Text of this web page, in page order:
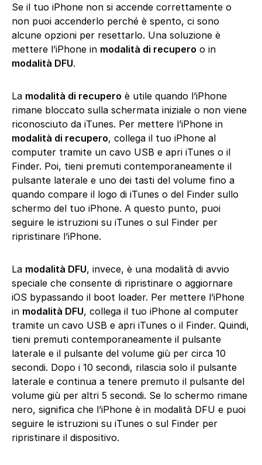
Se il tuo iPhone non si accende correttamente o
non puoi accenderlo perché è spento, ci sono
alcune opzioni per resettarlo. Una soluzione è
mettere l’iPhone in modalità di recupero o in
modalità DFU.
La modalità di recupero è utile quando l’iPhone
rimane bloccato sulla schermata iniziale o non viene
riconosciuto da iTunes. Per mettere l’iPhone in
modalità di recupero, collega il tuo iPhone al
computer tramite un cavo USB e apri iTunes o il
Finder. Poi, tieni premuti contemporaneamente il
pulsante laterale e uno dei tasti del volume fino a
quando compare il logo di iTunes o del Finder sullo
schermo del tuo iPhone. A questo punto, puoi
seguire le istruzioni su iTunes o sul Finder per
ripristinare l’iPhone.
La modalità DFU, invece, è una modalità di avvio
speciale che consente di ripristinare o aggiornare
iOS bypassando il boot loader. Per mettere l’iPhone
in modalità DFU, collega il tuo iPhone al computer
tramite un cavo USB e apri iTunes o il Finder. Quindi,
tieni premuti contemporaneamente il pulsante
laterale e il pulsante del volume giù per circa 10
secondi. Dopo i 10 secondi, rilascia solo il pulsante
laterale e continua a tenere premuto il pulsante del
volume giù per altri 5 secondi. Se lo schermo rimane
nero, significa che l’iPhone è in modalità DFU e puoi
seguire le istruzioni su iTunes o sul Finder per
ripristinare il dispositivo.